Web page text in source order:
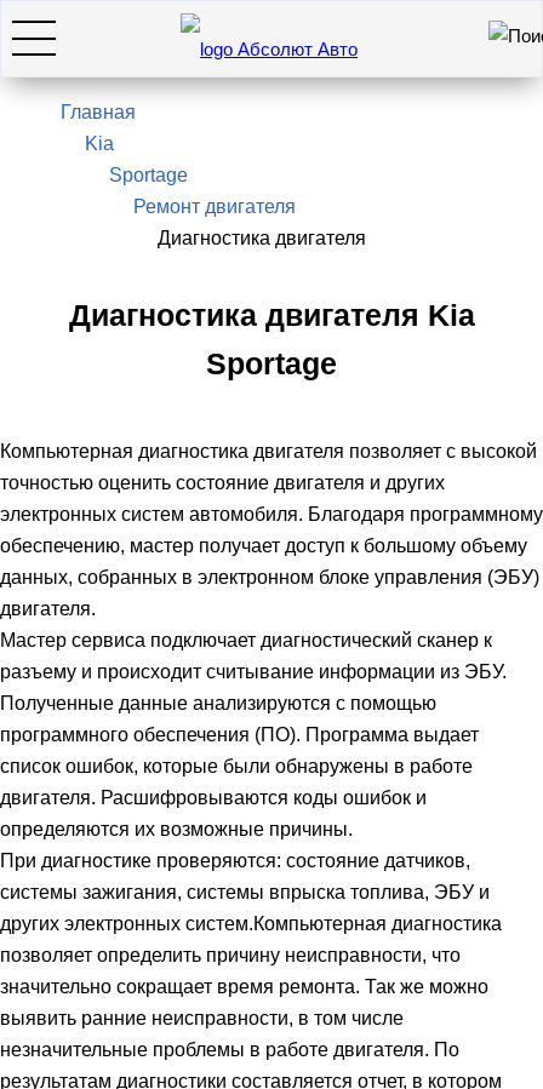
7(495)966-28-26
Оставить заявку
Искать
Главная
Kia
Sportage
Ремонт двигателя
Диагностика двигателя
Диагностика двигателя Kia
Sportage
Компьютерная диагностика двигателя позволяет с высокой
точностью оценить состояние двигателя и других
электронных систем автомобиля. Благодаря программному
обеспечению, мастер получает доступ к большому объему
данных, собранных в электронном блоке управления (ЭБУ)
двигателя.
Мастер сервиса подключает диагностический сканер к
разъему и происходит считывание информации из ЭБУ.
Полученные данные анализируются с помощью
программного обеспечения (ПО). Программа выдает
список ошибок, которые были обнаружены в работе
двигателя. Расшифровываются коды ошибок и
определяются их возможные причины.
При диагностике проверяются: состояние датчиков,
системы зажигания, системы впрыска топлива, ЭБУ и
других электронных систем.Компьютерная диагностика
позволяет определить причину неисправности, что
значительно сокращает время ремонта. Так же можно
выявить ранние неисправности, в том числе
незначительные проблемы в работе двигателя. По
результатам диагностики составляется отчет, в котором